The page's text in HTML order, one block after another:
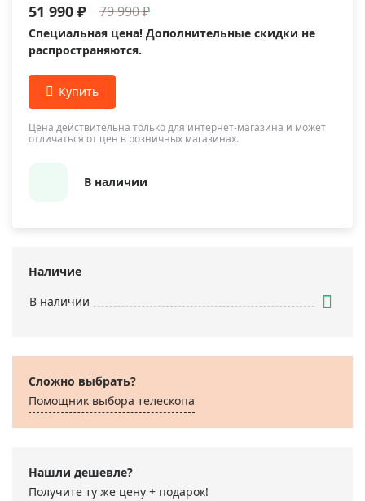
51 990 ₽ 79 990 ₽
Специальная цена! Дополнительные скидки не
распространяются.
Цена действительна только для интернет-магазина и может
отличаться от цен в розничных магазинах.
В наличии
Наличие
В наличии
Сложно выбрать?
Помощник выбора телескопа
Нашли дешевле?
Получите ту же цену + подарок!